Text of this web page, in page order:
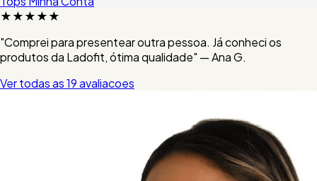
★★★★★
"Comprei para presentear outra pessoa. Já conheci os
produtos da Ladofit, ótima qualidade" — Ana G.
Ver todas as 19 avaliacoes